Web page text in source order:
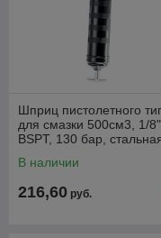
Шприц пистолетного
для смазки 500см3, 1/8"
BSPT, 130 бар,
В наличии
216,60 руб.